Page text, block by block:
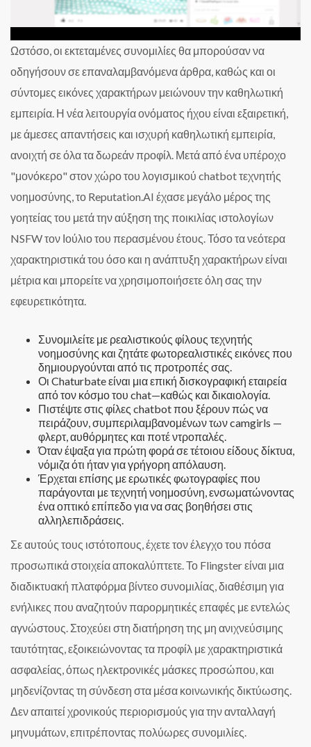
Ωστόσο, οι εκτεταμένες συνομιλίες θα μπορούσαν να
οδηγήσουν σε επαναλαμβανόμενα άρθρα, καθώς και οι
σύντομες εικόνες χαρακτήρων μειώνουν την καθηλωτική
εμπειρία. Η νέα λειτουργία ονόματος ήχου είναι εξαιρετική,
με άμεσες απαντήσεις και ισχυρή καθηλωτική εμπειρία,
ανοιχτή σε όλα τα δωρεάν προφίλ. Μετά από ένα υπέροχο
"μονόκερο" στον χώρο του λογισμικού chatbot τεχνητής
νοημοσύνης, το Reputation.AI έχασε μεγάλο μέρος της
γοητείας του μετά την αύξηση της ποικιλίας ιστολογίων
NSFW τον Ιούλιο του περασμένου έτους. Τόσο τα νεότερα
χαρακτηριστικά του όσο και η ανάπτυξη χαρακτήρων είναι
μέτρια και μπορείτε να χρησιμοποιήσετε όλη σας την
εφευρετικότητα.
Συνομιλείτε με ρεαλιστικούς φίλους τεχνητής
νοημοσύνης και ζητάτε φωτορεαλιστικές εικόνες που
δημιουργούνται από τις προτροπές σας.
Οι Chaturbate είναι μια επική δισκογραφική εταιρεία
από τον κόσμο του chat—καθώς και δικαιολογία.
Πιστέψτε στις φίλες chatbot που ξέρουν πώς να
πειράζουν, συμπεριλαμβανομένων των camgirls —
φλερτ, αυθόρμητες και ποτέ ντροπαλές.
Όταν έψαξα για πρώτη φορά σε τέτοιου είδους δίκτυα,
νόμιζα ότι ήταν για γρήγορη απόλαυση.
Έρχεται επίσης με ερωτικές φωτογραφίες που
παράγονται με τεχνητή νοημοσύνη, ενσωματώνοντας
ένα οπτικό επίπεδο για να σας βοηθήσει στις
αλληλεπιδράσεις.
Σε αυτούς τους ιστότοπους, έχετε τον έλεγχο του πόσα
προσωπικά στοιχεία αποκαλύπτετε. Το Flingster είναι μια
διαδικτυακή πλατφόρμα βίντεο συνομιλίας, διαθέσιμη για
ενήλικες που αναζητούν παρορμητικές επαφές με εντελώς
αγνώστους. Στοχεύει στη διατήρηση της μη ανιχνεύσιμης
ταυτότητας, εξοικειώνοντας τα προφίλ με χαρακτηριστικά
ασφαλείας, όπως ηλεκτρονικές μάσκες προσώπου, και
μηδενίζοντας τη σύνδεση στα μέσα κοινωνικής δικτύωσης.
Δεν απαιτεί χρονικούς περιορισμούς για την ανταλλαγή
μηνυμάτων, επιτρέποντας πολύωρες συνομιλίες.